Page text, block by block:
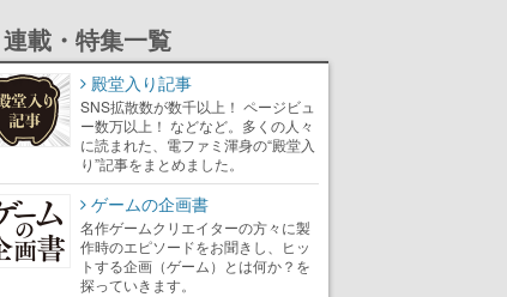
連載・特集一覧
殿堂入り記事
SNS拡散数が数千以上！ ページビュ
ー数万以上！ などなど。多くの人々
に読まれた、電ファミ渾身の“殿堂入
り”記事をまとめました。
ゲームの企画書
名作ゲームクリエイターの方々に製
作時のエピソードをお聞きし、ヒッ
トする企画（ゲーム）とは何か？を
探っていきます。